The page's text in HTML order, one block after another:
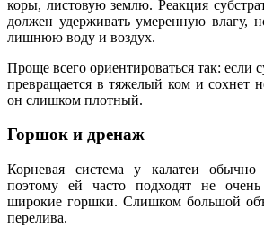
коры, листовую землю. Реакция
должен удерживать умеренную влагу,
лишнюю воду и воздух.
Проще всего ориентироваться так: если
превращается в тяжелый ком и сохнет
он слишком плотный.
Горшок и дренаж
Корневая система у калатеи обычно
поэтому ей часто подходят не
широкие горшки. Слишком большой
перелива.